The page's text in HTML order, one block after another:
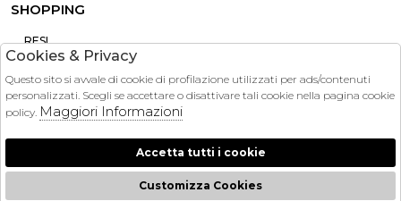
SHOPPING
RESI
PAGAMENTI
CONTATTI
SPEDIZIONE
Cookies & Privacy
Questo sito si avvale di cookie di profilazione utilizzati per ads/contenuti
personalizzati. Scegli se accettare o disattivare tali cookie nella pagina cookie
policy. Maggiori Informazioni
Accetta tutti i cookie
Customizza Cookies